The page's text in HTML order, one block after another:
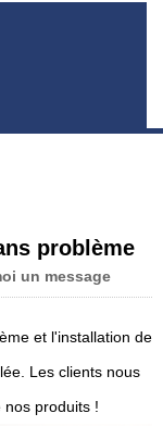
problème
un message
et l'installation de
Les clients nous
produits !